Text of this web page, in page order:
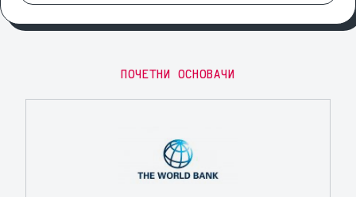
ПОЧЕТНИ ОСНОВАЧИ